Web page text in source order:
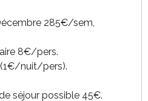
285€/sem,
8€/pers.
nuit/pers).
séjour possible 45€.